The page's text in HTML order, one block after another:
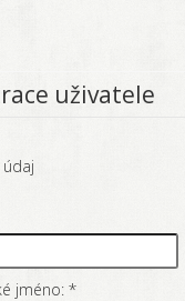
uživatele
údaj
jméno: *